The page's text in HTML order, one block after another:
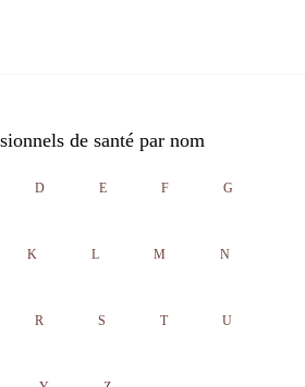
de santé par nom
D E F G
K L M N
R S T U